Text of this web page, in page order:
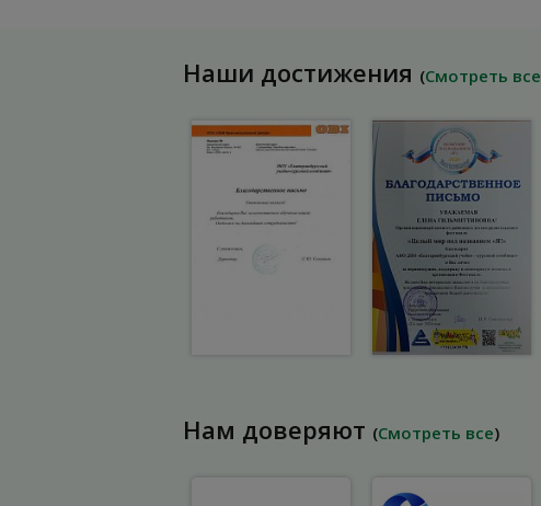
Наши достижения (Смотреть все
Нам доверяют (Смотреть все)